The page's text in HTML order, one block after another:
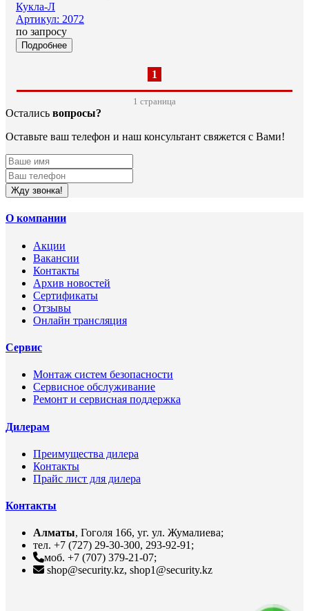
Кукла-Л
Артикул: 2072
по запросу
Подробнее
1
1 cтраница
Остались вопросы?
Оставьте ваш телефон и наш консультант свяжется с Вами!
Жду звонка!
О компании
Акции
Вакансии
Контакты
Архив новостей
Сертификаты
Отзывы
Онлайн трансляция
Сервис
Монтаж систем безопасности
Сервисное обслуживание
Ремонт и сервисная поддержка
Дилерам
Преимущества дилера
Контакты
Прайс лист для дилера
Контакты
Алматы, Гоголя 166, уг. ул. Жумалиева;
тел. +7 (727) 29-30-300, 293-92-91;
моб. +7 (707) 379-21-07;
shop@security.kz, shop1@security.kz